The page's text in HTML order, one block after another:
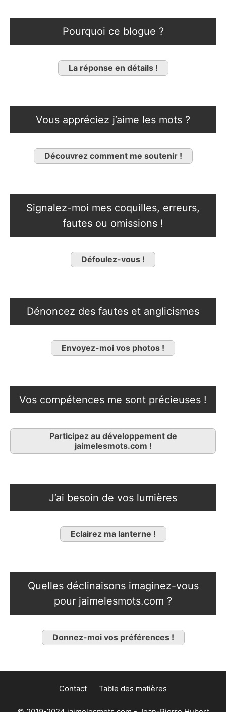
Pourquoi ce blogue ?
La réponse en détails !
Vous appréciez j’aime les mots ?
Découvrez comment me soutenir !
Signalez-moi mes coquilles, erreurs,
fautes ou omissions !
Défoulez-vous !
Dénoncez des fautes et anglicismes
Envoyez-moi vos photos !
Vos compétences me sont précieuses !
Participez au développement de
jaimelesmots.com !
J’ai besoin de vos lumières
Eclairez ma lanterne !
Quelles déclinaisons imaginez-vous
pour jaimelesmots.com ?
Donnez-moi vos préférences !
Contact Table des matières